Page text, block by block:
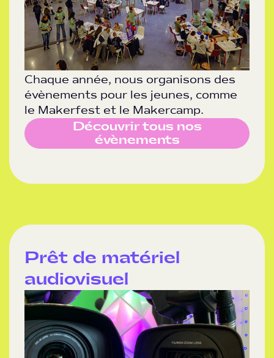
Chaque année, nous organisons des
évènements pour les jeunes, comme
le Makerfest et le Makercamp.
Découvrir tous nos
évènements
Prêt de matériel
audiovisuel